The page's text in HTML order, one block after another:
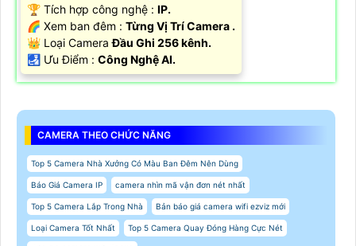
🏆 Tích hợp công nghệ : IP.
🌈 Xem ban đêm : Từng Vị Trí Camera .
👑 Loại CameraĐầu Ghi 256 kênh.
️🛃 Ưu Điểm : Công Nghệ AI.
CAMERA THEO CHỨC NĂNG
Top 5 Camera Nhà Xưởng Có Màu Ban Đêm Nên Dùng
Báo Giá Camera IP camera nhìn mã vận đơn nét nhất
Top 5 Camera Lắp Trong Nhà Bản báo giá camera wifi ezviz mới
Loại Camera Tốt Nhất Top 5 Camera Quay Đóng Hàng Cực Nét